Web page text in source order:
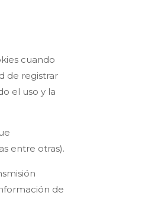
cuando
de registrar
el uso y la
entre otras).
de